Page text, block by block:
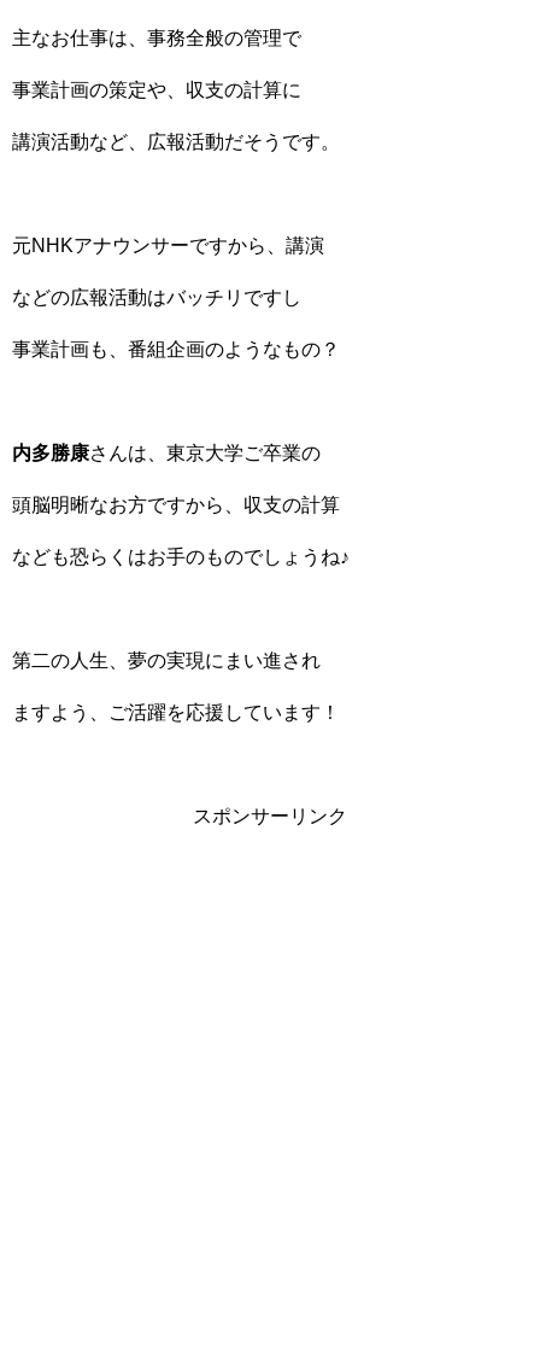
主なお仕事は、事務全般の管理で
事業計画の策定や、収支の計算に
講演活動など、広報活動だそうです。
元NHKアナウンサーですから、講演
などの広報活動はバッチリですし
事業計画も、番組企画のようなもの？
内多勝康さんは、東京大学ご卒業の
頭脳明晰なお方ですから、収支の計算
なども恐らくはお手のものでしょうね♪
第二の人生、夢の実現にまい進され
ますよう、ご活躍を応援しています！
スポンサーリンク